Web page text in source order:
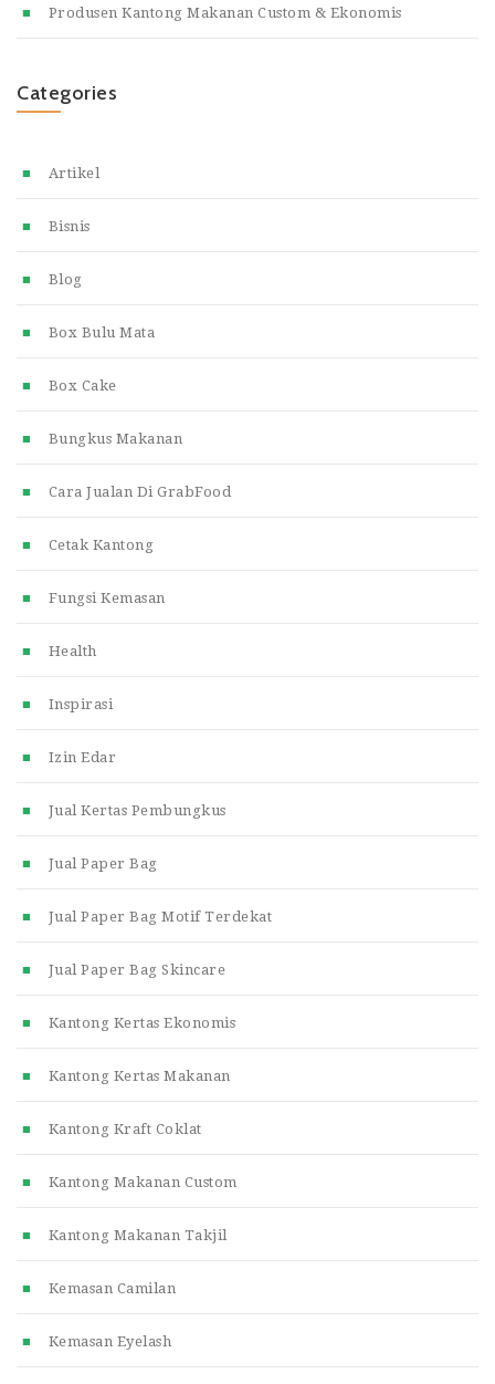
Produsen Kantong Makanan Custom & Ekonomis
Categories
Artikel
Bisnis
Blog
Box Bulu Mata
Box Cake
Bungkus Makanan
Cara Jualan Di GrabFood
Cetak Kantong
Fungsi Kemasan
Health
Inspirasi
Izin Edar
Jual Kertas Pembungkus
Jual Paper Bag
Jual Paper Bag Motif Terdekat
Jual Paper Bag Skincare
Kantong Kertas Ekonomis
Kantong Kertas Makanan
Kantong Kraft Coklat
Kantong Makanan Custom
Kantong Makanan Takjil
Kemasan Camilan
Kemasan Eyelash